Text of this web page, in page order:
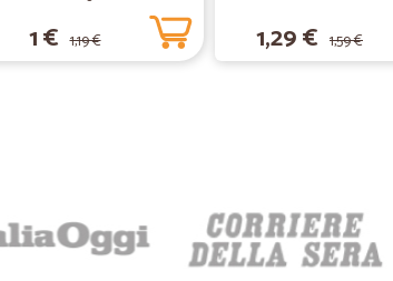
1 € 1,19 € 1,29 € 1,59 €